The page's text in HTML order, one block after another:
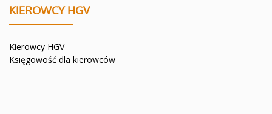
KIEROWCY HGV
Kierowcy HGV
Księgowość dla kierowców